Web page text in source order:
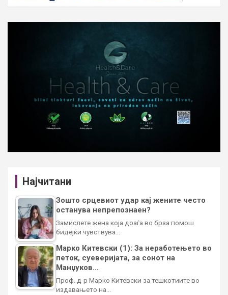
Најчитани
Зошто срцевиот удар кај жените често
останува непрепознаен?
Замислете жена која доаѓа во брза помош
бидејќи чувствува…
Марко Китевски (1): За неработењето во
петок, суеверијата, за сонот на
Манџуков…
Проф. д-р Марко Китевски за тешкотиите во
издавањето на…